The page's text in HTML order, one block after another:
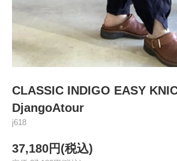
CLASSIC INDIGO EASY
DjangoAtour
j618
37,180円(税込)